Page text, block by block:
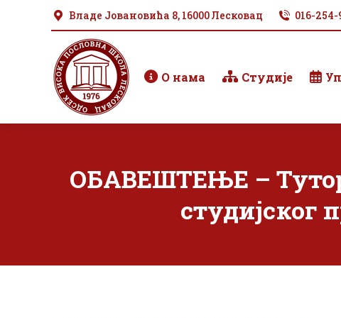
Владе Јовановића 8, 16000 Лесковац 016-254-
О нама Студије
ОБАВЕШТЕЊЕ –
студијског